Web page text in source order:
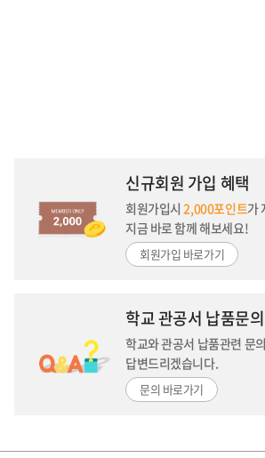
신규회원 가입 혜택
회원가입시2,000포인트가
지금 바로 함께 해보세요!
회원가입 바로가기
학교 관공서 납품문의
학교와 관공서 납품관련 문
답변드리겠습니다.
문의 바로가기